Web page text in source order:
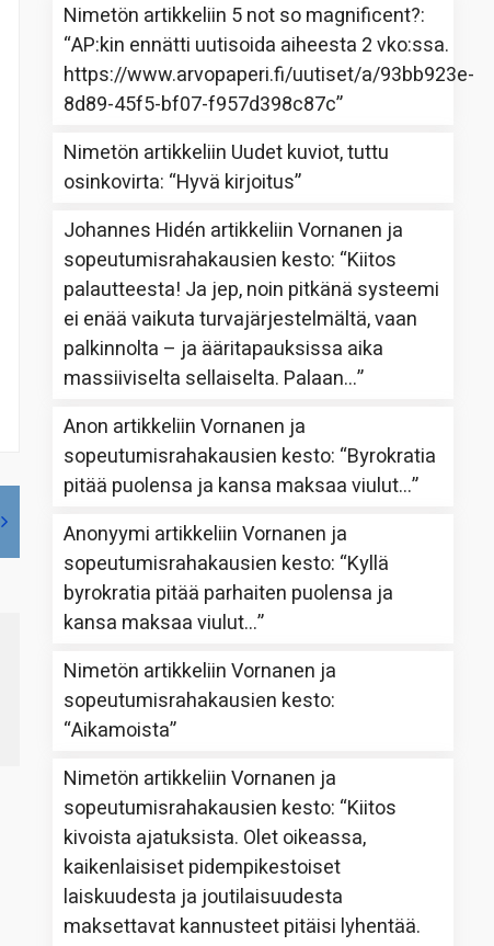
Nimetön artikkeliin 5 not so magnificent?:
“AP:kin ennätti uutisoida aiheesta 2 vko:ssa.
https://www.arvopaperi.fi/uutiset/a/93bb923e-
8d89-45f5-bf07-f957d398c87c”
Nimetön artikkeliin Uudet kuviot, tuttu
osinkovirta: “Hyvä kirjoitus”
Johannes Hidén artikkeliinVornanen ja
sopeutumisrahakausien kesto: “Kiitos
palautteesta! Ja jep, noin pitkänä systeemi
ei enää vaikuta turvajärjestelmältä, vaan
palkinnolta – ja ääritapauksissa aika
massiiviselta sellaiselta. Palaan…”
Anon artikkeliinVornanen ja
sopeutumisrahakausien kesto: “Byrokratia
pitää puolensa ja kansa maksaa viulut…”
Anonyymi artikkeliinVornanen ja
sopeutumisrahakausien kesto: “Kyllä
byrokratia pitää parhaiten puolensa ja
kansa maksaa viulut…”
Nimetön artikkeliinVornanen ja
sopeutumisrahakausien kesto:
“Aikamoista”
Nimetön artikkeliinVornanen ja
sopeutumisrahakausien kesto: “Kiitos
kivoista ajatuksista. Olet oikeassa,
kaikenlaisiset pidempikestoiset
laiskuudesta ja joutilaisuudesta
maksettavat kannusteet pitäisi lyhentää.